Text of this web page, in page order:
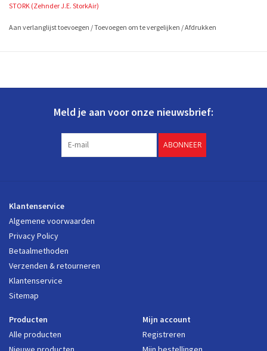
Zehnder J.E. Storkair Aritkelnummer 400100051
1 stuks F7 fijnstof filter (EN779)
Bestel de Zehnder J.E. StorkAir Fijnstoffilter filterbox DN180 nu,
STORK (Zehnder J.E. StorkAir)
Aan verlanglijst toevoegen /Toevoegen om te vergelijken /Afdrukken
Meld je aan voor onze nieuwsbrief:
ABONNEER
Klantenservice
Algemene voorwaarden
Privacy Policy
Betaalmethoden
Verzenden & retourneren
Klantenservice
Sitemap
Producten
Alle producten
Mijn account
Registreren